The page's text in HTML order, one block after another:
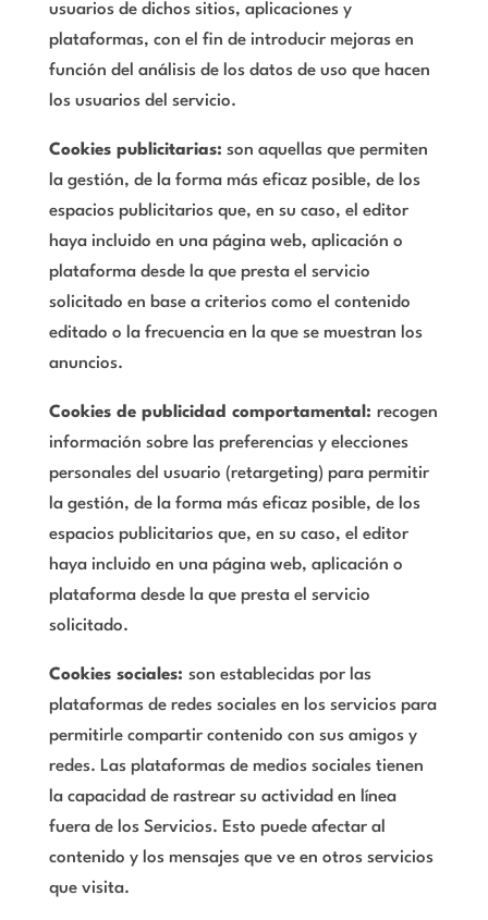
usuarios de dichos sitios, aplicaciones y
plataformas, con el fin de introducir mejoras en
función del análisis de los datos de uso que hacen
los usuarios del servicio.
Cookies publicitarias: son aquellas que permiten
la gestión, de la forma más eficaz posible, de los
espacios publicitarios que, en su caso, el editor
haya incluido en una página web, aplicación o
plataforma desde la que presta el servicio
solicitado en base a criterios como el contenido
editado o la frecuencia en la que se muestran los
anuncios.
Cookies de publicidad comportamental: recogen
información sobre las preferencias y elecciones
personales del usuario (retargeting) para permitir
la gestión, de la forma más eficaz posible, de los
espacios publicitarios que, en su caso, el editor
haya incluido en una página web, aplicación o
plataforma desde la que presta el servicio
solicitado.
Cookies sociales: son establecidas por las
plataformas de redes sociales en los servicios para
permitirle compartir contenido con sus amigos y
redes. Las plataformas de medios sociales tienen
la capacidad de rastrear su actividad en línea
fuera de los Servicios. Esto puede afectar al
contenido y los mensajes que ve en otros servicios
que visita.